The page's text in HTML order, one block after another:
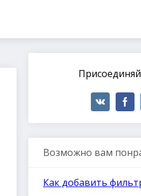
Возможно вам
Как добавить